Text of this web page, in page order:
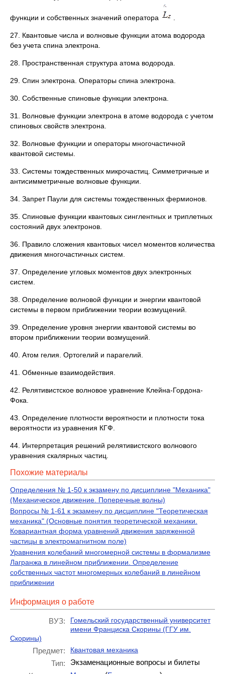
функции и собственных значений оператора
27. Квантовые числа и волновые функции атома водорода
без учета спина электрона.
28. Пространственная структура атома водорода.
29. Спин электрона. Операторы спина электрона.
30. Собственные спиновые функции электрона.
31. Волновые функции электрона в атоме водорода с учетом
спиновых свойств электрона.
32. Волновые функции и операторы многочастичной
квантовой системы.
33. Системы тождественных микрочастиц. Симметричные и
антисимметричные волновые функции.
34. Запрет Паули для системы тождественных фермионов.
35. Спиновые функции квантовых синглентных и триплетных
состояний двух электронов.
36. Правило сложения квантовых чисел моментов количества
движения многочастичных систем.
37. Определение угловых моментов двух электронных
систем.
38. Определение волновой функции и энергии квантовой
системы в первом приближении теории возмущений.
39. Определение уровня энергии квантовой системы во
втором приближении теории возмущений.
40. Атом гелия. Ортогелий и парагелий.
41. Обменные взаимодействия.
42. Релятивистское волновое уравнение Клейна-Гордона-
Фока.
43. Определение плотности вероятности и плотности тока
вероятности из уравнения КГФ.
44. Интерпретация решений релятивистского волнового
уравнения скалярных частиц.
Похожие материалы
Определения № 1-50 к экзамену по дисциплине "Механика"
(Механическое движение. Поперечные волны)
Вопросы № 1-61 к экзамену по дисциплине "Теоретическая
механика" (Основные понятия теоретической механики.
Ковариантная форма уравнений движения заряженной
частицы в электромагнитном поле)
Уравнения колебаний многомерной системы в формализме
Лагранжа в линейном приближении. Определение
собственных частот многомерных колебаний в линейном
приближении
Информация о работе
ВУЗ:
Гомельский государственный университет
имени Франциска Скорины (ГГУ им.
Скорины)
Предмет: Квантовая механика
Тип:
Экзаменационные вопросы и билеты